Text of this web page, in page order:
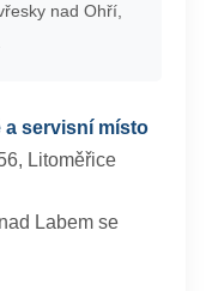
nad Ohří,
a servisní místo
Litoměřice
Labem se